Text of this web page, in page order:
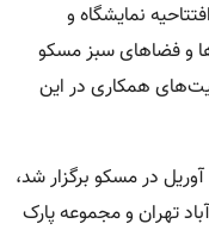
نمایشگاه و
و فضا‌های سبز مسکو
همکاری در این
حمیدرضا غلامزاده در این مراسم که روز ۲۴ آوریل در مسکو برگزار شد،
تهران و مجموعه پارک